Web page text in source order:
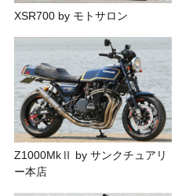
XSR700 by モトサロン
Z1000MkⅡ by サンクチュアリ
ー本店